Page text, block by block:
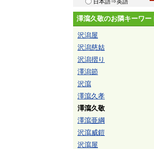
日本語⇒英語
澤瀉久敬のお隣キーワー
沢潟屋
沢潟慈姑
沢潟摺り
澤潟節
沢瀉
澤瀉久孝
澤瀉久敬
澤瀉亜綱
沢瀉威鎧
沢瀉屋